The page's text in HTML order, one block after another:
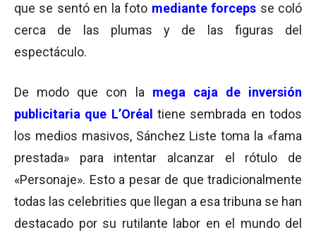
que se sentó en la foto mediante forceps se coló
cerca de las plumas y de las figuras del
espectáculo.
De modo que con la mega caja de inversión
publicitaria que L’Oréal tiene sembrada en todos
los medios masivos, Sánchez Liste toma la «fama
prestada» para intentar alcanzar el rótulo de
«Personaje». Esto a pesar de que tradicionalmente
todas las celebrities que llegan a esa tribuna se han
destacado por su rutilante labor en el mundo del